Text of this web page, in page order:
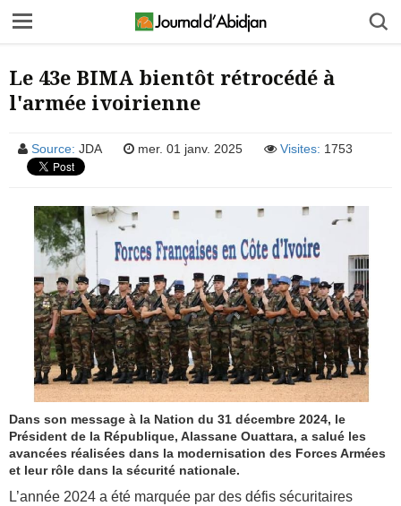
Le 43e BIMA bientôt rétrocédé à
l'armée ivoirienne
Source: JDA mer. 01 janv. 2025 Visites: 1753
Dans son message à la Nation du 31 décembre 2024, le
Président de la République, Alassane Ouattara, a salué les
avancées réalisées dans la modernisation des Forces Armées
et leur rôle dans la sécurité nationale.
L’année 2024 a été marquée par des défis sécuritaires